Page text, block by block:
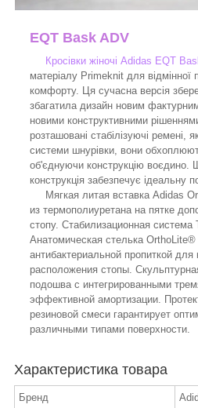
EQT Bask ADV
Кросівки жіночі Adidas EQT
матеріалу Primeknit для відмінної
комфорту. Ця сучасна версія
збагатила дизайн новим
новими конструктивними
розташовані стабілізуючі ремені,
системи шнурівки, вони
об'єднуючи конструкцію воєдино.
конструкція забезпечує ідеальну
Мягкая литая вставка Adidas
из термополиуретана на пятке
стопу. Стабилизационная
Анатомическая стелька
антибактериальной пропиткой
расположения стопы.
подошва с интегрированными
эффективной амортизации.
резиновой смеси гарантирует
различными типами поверхности.
Характеристика товара
Бренд